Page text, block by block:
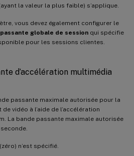
la valeur la plus faible) s’applique.
vous devez également configurer le
globale de session qui spécifie
pour les sessions clientes.
d’accélération multimédia
passante maximale autorisée pour la
vidéo à l’aide de l’accélération
La bande passante maximale autorisée
n’est spécifié.